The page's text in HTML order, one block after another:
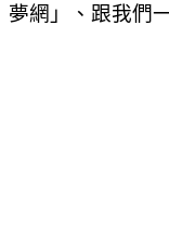
夢網」、跟我們